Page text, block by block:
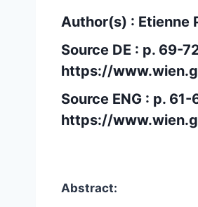
Author(s) : Etienne
Source DE : p. 69-
https://
Source ENG : p. 61-
https://
Abstract: